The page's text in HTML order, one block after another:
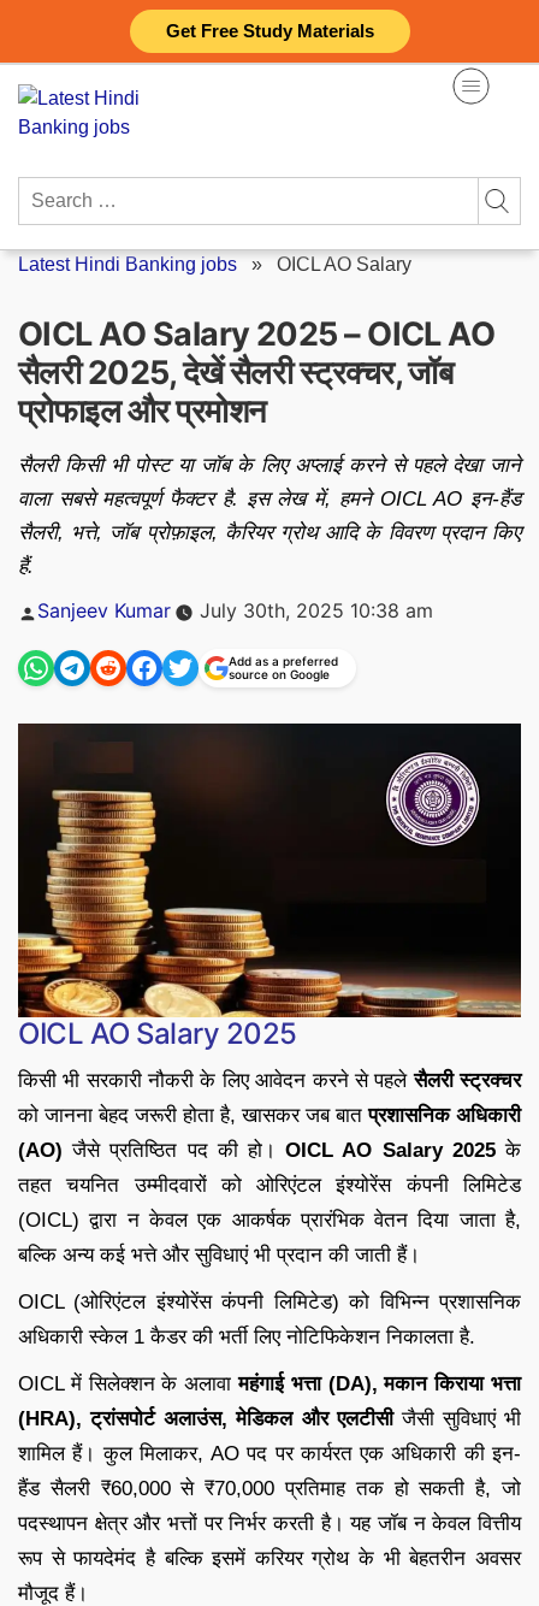
Get Free Study Materials
content
Search
Latest Hindi Banking jobs » OICL AO Salary
OICL AO Salary 2025 – OICL AO
सैलरी 2025, देखें सैलरी स्ट्रक्चर, जॉब
प्रोफाइल और प्रमोशन
सैलरी किसी भी पोस्ट या जॉब के लिए अप्लाई करने से पहले देखा जाने
वाला सबसे महत्वपूर्ण फैक्टर है. इस लेख में, हमने OICL AO इन-हैंड
सैलरी, भत्ते, जॉब प्रोफ़ाइल, कैरियर ग्रोथ आदि के विवरण प्रदान किए
हैं.
Posted
Sanjeev Kumar July 30th, 2025 10:38 am
Add as a preferred
source on Google
OICL AO Salary 2025
किसी भी सरकारी नौकरी के लिए आवेदन करने से पहलेसैलरी स्ट्रक्चर
को जानना बेहद जरूरी होता है, खासकर जब बातप्रशासनिक अधिकारी
(AO) जैसे प्रतिष्ठित पद की हो।OICL AO Salary 2025के
तहत चयनित उम्मीदवारों को ओरिएंटल इंश्योरेंस कंपनी लिमिटेड
(OICL) द्वारा न केवल एक आकर्षक प्रारंभिक वेतन दिया जाता है,
बल्कि अन्य कई भत्ते और सुविधाएं भी प्रदान की जाती हैं।
OICL (ओरिएंटल इंश्योरेंस कंपनी लिमिटेड) को विभिन्न प्रशासनिक
अधिकारी स्केल 1 कैडर की भर्ती लिए नोटिफिकेशन निकालता है.
OICL में सिलेक्शन के अलावामहंगाई भत्ता (DA), मकान किराया भत्ता
(HRA), ट्रांसपोर्ट अलाउंस, मेडिकल और एलटीसीजैसी सुविधाएं भी
शामिल हैं। कुल मिलाकर, AO पद पर कार्यरत एक अधिकारी की इन-
हैंड सैलरी ₹60,000 से ₹70,000 प्रतिमाह तक हो सकती है, जो
पदस्थापन क्षेत्र और भत्तों पर निर्भर करती है। यह जॉब न केवल वित्तीय
रूप से फायदेमंद है बल्कि इसमें करियर ग्रोथ के भी बेहतरीन अवसर
मौजूद हैं।